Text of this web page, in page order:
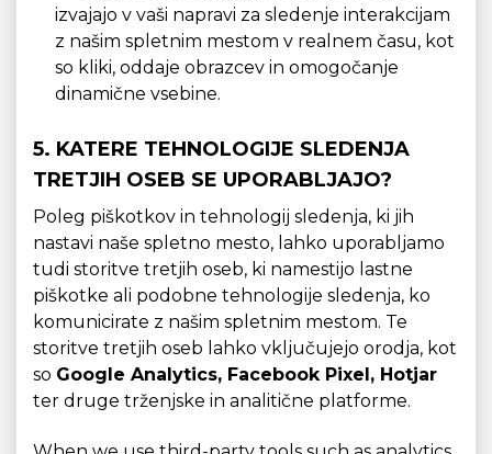
izvajajo v vaši napravi za sledenje interakcijam
z našim spletnim mestom v realnem času, kot
so kliki, oddaje obrazcev in omogočanje
dinamične vsebine.
5. KATERE TEHNOLOGIJE SLEDENJA
TRETJIH OSEB SE UPORABLJAJO?
Poleg piškotkov in tehnologij sledenja, ki jih
nastavi naše spletno mesto, lahko uporabljamo
tudi storitve tretjih oseb, ki namestijo lastne
piškotke ali podobne tehnologije sledenja, ko
komunicirate z našim spletnim mestom. Te
storitve tretjih oseb lahko vključujejo orodja, kot
so Google Analytics, Facebook Pixel, Hotjar
ter druge trženjske in analitične platforme.